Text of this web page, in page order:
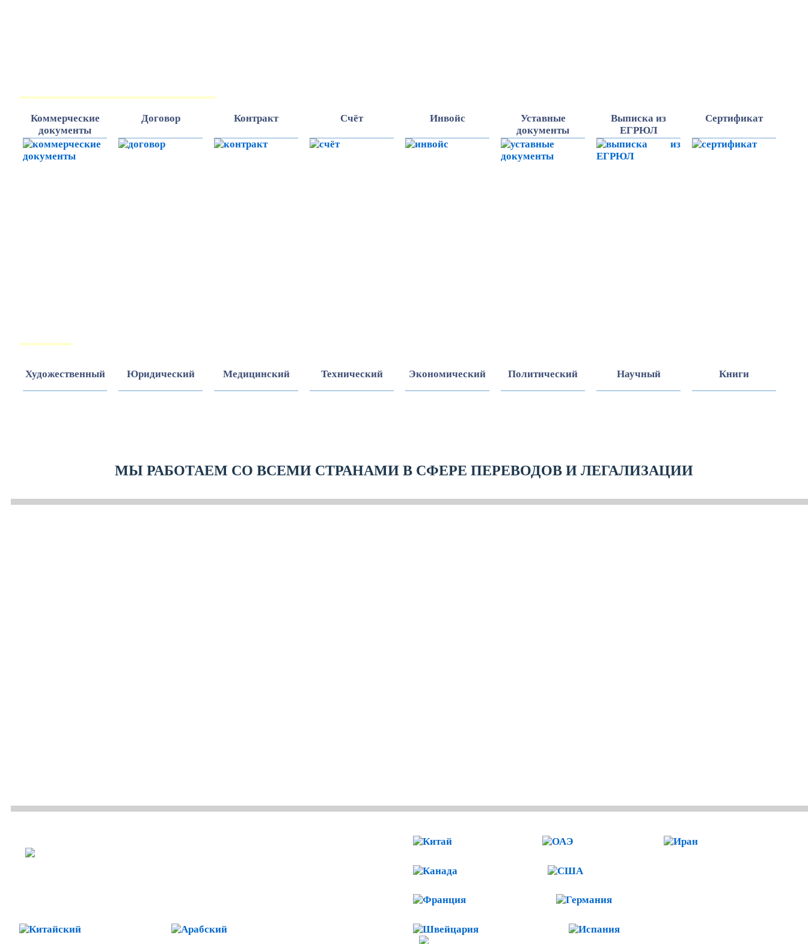
Коммерческие
документы
Договор Контракт Счёт Инвойс
Уставные
документы
Выписка из
ЕГРЮЛ
Cертификат
Художественный Юридический Медицинский Технический Экономический Политический Научный Книги
МЫ РАБОТАЕМ СО ВСЕМИ СТРАНАМИ В СФЕРЕ ПЕРЕВОДОВ И ЛЕГАЛИЗАЦИИ